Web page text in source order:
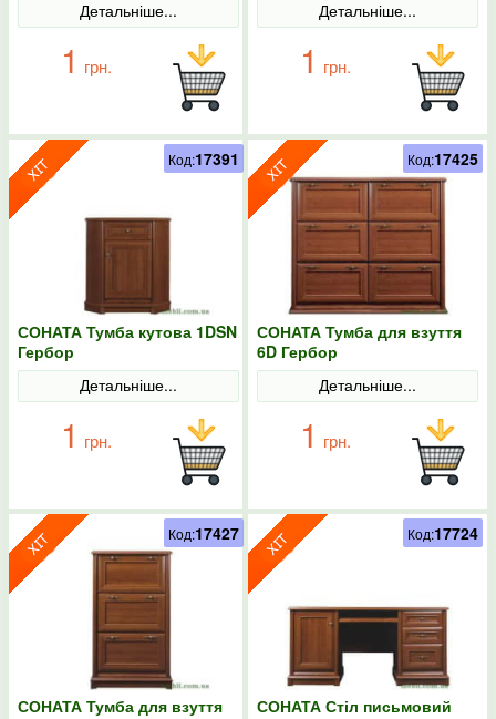
Детальніше...
1 грн.
Детальніше...
1 грн.
СОНАТА Тумба кутова 1DSN
Гербор
Детальніше...
1 грн.
Код:17391
СОНАТА Тумба для взуття
6D Гербор
Детальніше...
1 грн.
Код:17425
СОНАТА Тумба для взуття
Код:17427
СОНАТА Стіл письмовий
Код:17724